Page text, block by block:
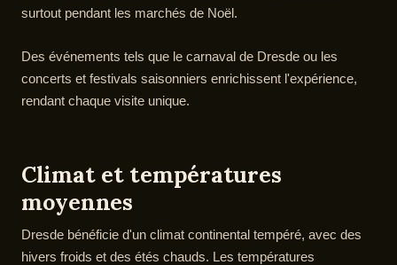
surtout pendant les marchés de Noël.
Des événements tels que le carnaval de Dresde ou les
concerts et festivals saisonniers enrichissent l'expérience,
rendant chaque visite unique.
Climat et températures
moyennes
Dresde bénéficie d'un climat continental tempéré, avec des
hivers froids et des étés chauds. Les températures